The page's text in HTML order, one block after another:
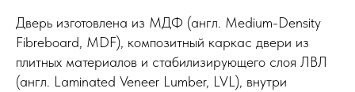
Дверь изготовлена из МДФ (англ. Medium-Density
Fibreboard, MDF), композитный каркас двери из
плитных материалов и стабилизирующего слоя ЛВЛ
(англ. Laminated Veneer Lumber, LVL), внутри